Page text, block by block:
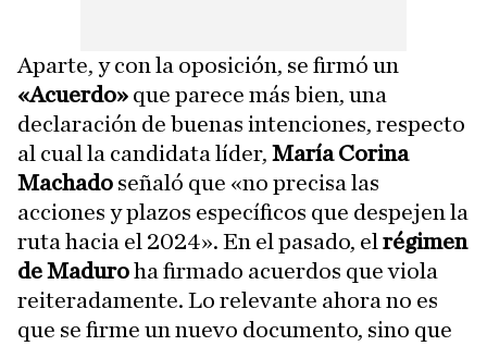
Aparte, y con la oposición, se firmó un
«Acuerdo» que parece más bien, una
declaración de buenas intenciones, respecto
al cual la candidata líder, María Corina
Machado señaló que «no precisa las
acciones y plazos específicos que despejen la
ruta hacia el 2024». En el pasado, el régimen
de Maduroha firmado acuerdos que viola
reiteradamente. Lo relevante ahora no es
que se firme un nuevo documento, sino que